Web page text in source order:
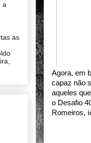
Agora, em
capaz não
aqueles
o Desafio
Romeiros,
a
as